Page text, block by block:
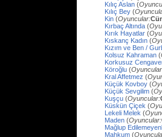
Kılıç Aslan (
Kılıç Bey (
Kin (Oyuncular:
Kırbaç Altında (
Kırık Hayatlar (
Kıskanç Kadın (
Kızım ve Ben /
Kolsuz Kahraman (
Korkusuz
Köroğlu (
Kral Affetmez (
Küçük Kovboy (
Küçük Sevgilim (
Kuşçu (Oyuncular:
Küskün Çiçek (
Lekeli Melek (
Maden (Oyuncular:
Mağlup
Mahkum (